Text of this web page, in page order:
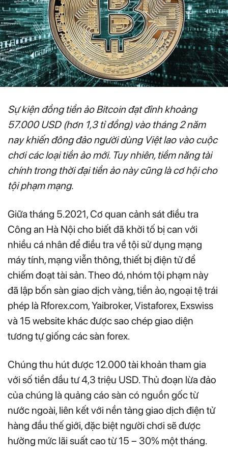
Sự kiện đồng tiền ảo Bitcoin đạt đỉnh khoảng
57.000 USD (hơn 1,3 tỉ đồng) vào tháng 2 năm
nay khiến đông đảo người dùng Việt lao vào cuộc
chơi các loại tiền ảo mới. Tuy nhiên, tiềm năng tài
chính trong thời đại tiền ảo này cũng là cơ hội cho
tội phạm mạng.
Giữa tháng 5.2021, Cơ quan cảnh sát điều tra
Công an Hà Nội cho biết đã khởi tố bị can với
nhiều cá nhân để điều tra về tội sử dụng mạng
máy tính, mạng viễn thông, thiết bị điện tử để
chiếm đoạt tài sản. Theo đó, nhóm tội phạm này
đã lập bốn sàn giao dịch vàng, tiền ảo, ngoại tệ trái
phép là Rforex.com, Yaibroker, Vistaforex, Exswiss
và 15 website khác được sao chép giao diện
tương tự giống các sàn forex.
Chúng thu hút được 12.000 tài khoản tham gia
với số tiền đầu tư 4,3 triệu USD. Thủ đoạn lừa đảo
của chúng là quảng cáo sàn có nguồn gốc từ
nước ngoài, liên kết với nền tảng giao dịch điện tử
hàng đầu thế giới, đặc biệt người chơi sẽ được
hưởng mức lãi suất cao từ 15 – 30% một tháng.